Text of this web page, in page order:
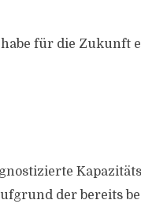
für die Zukunft
der bereits